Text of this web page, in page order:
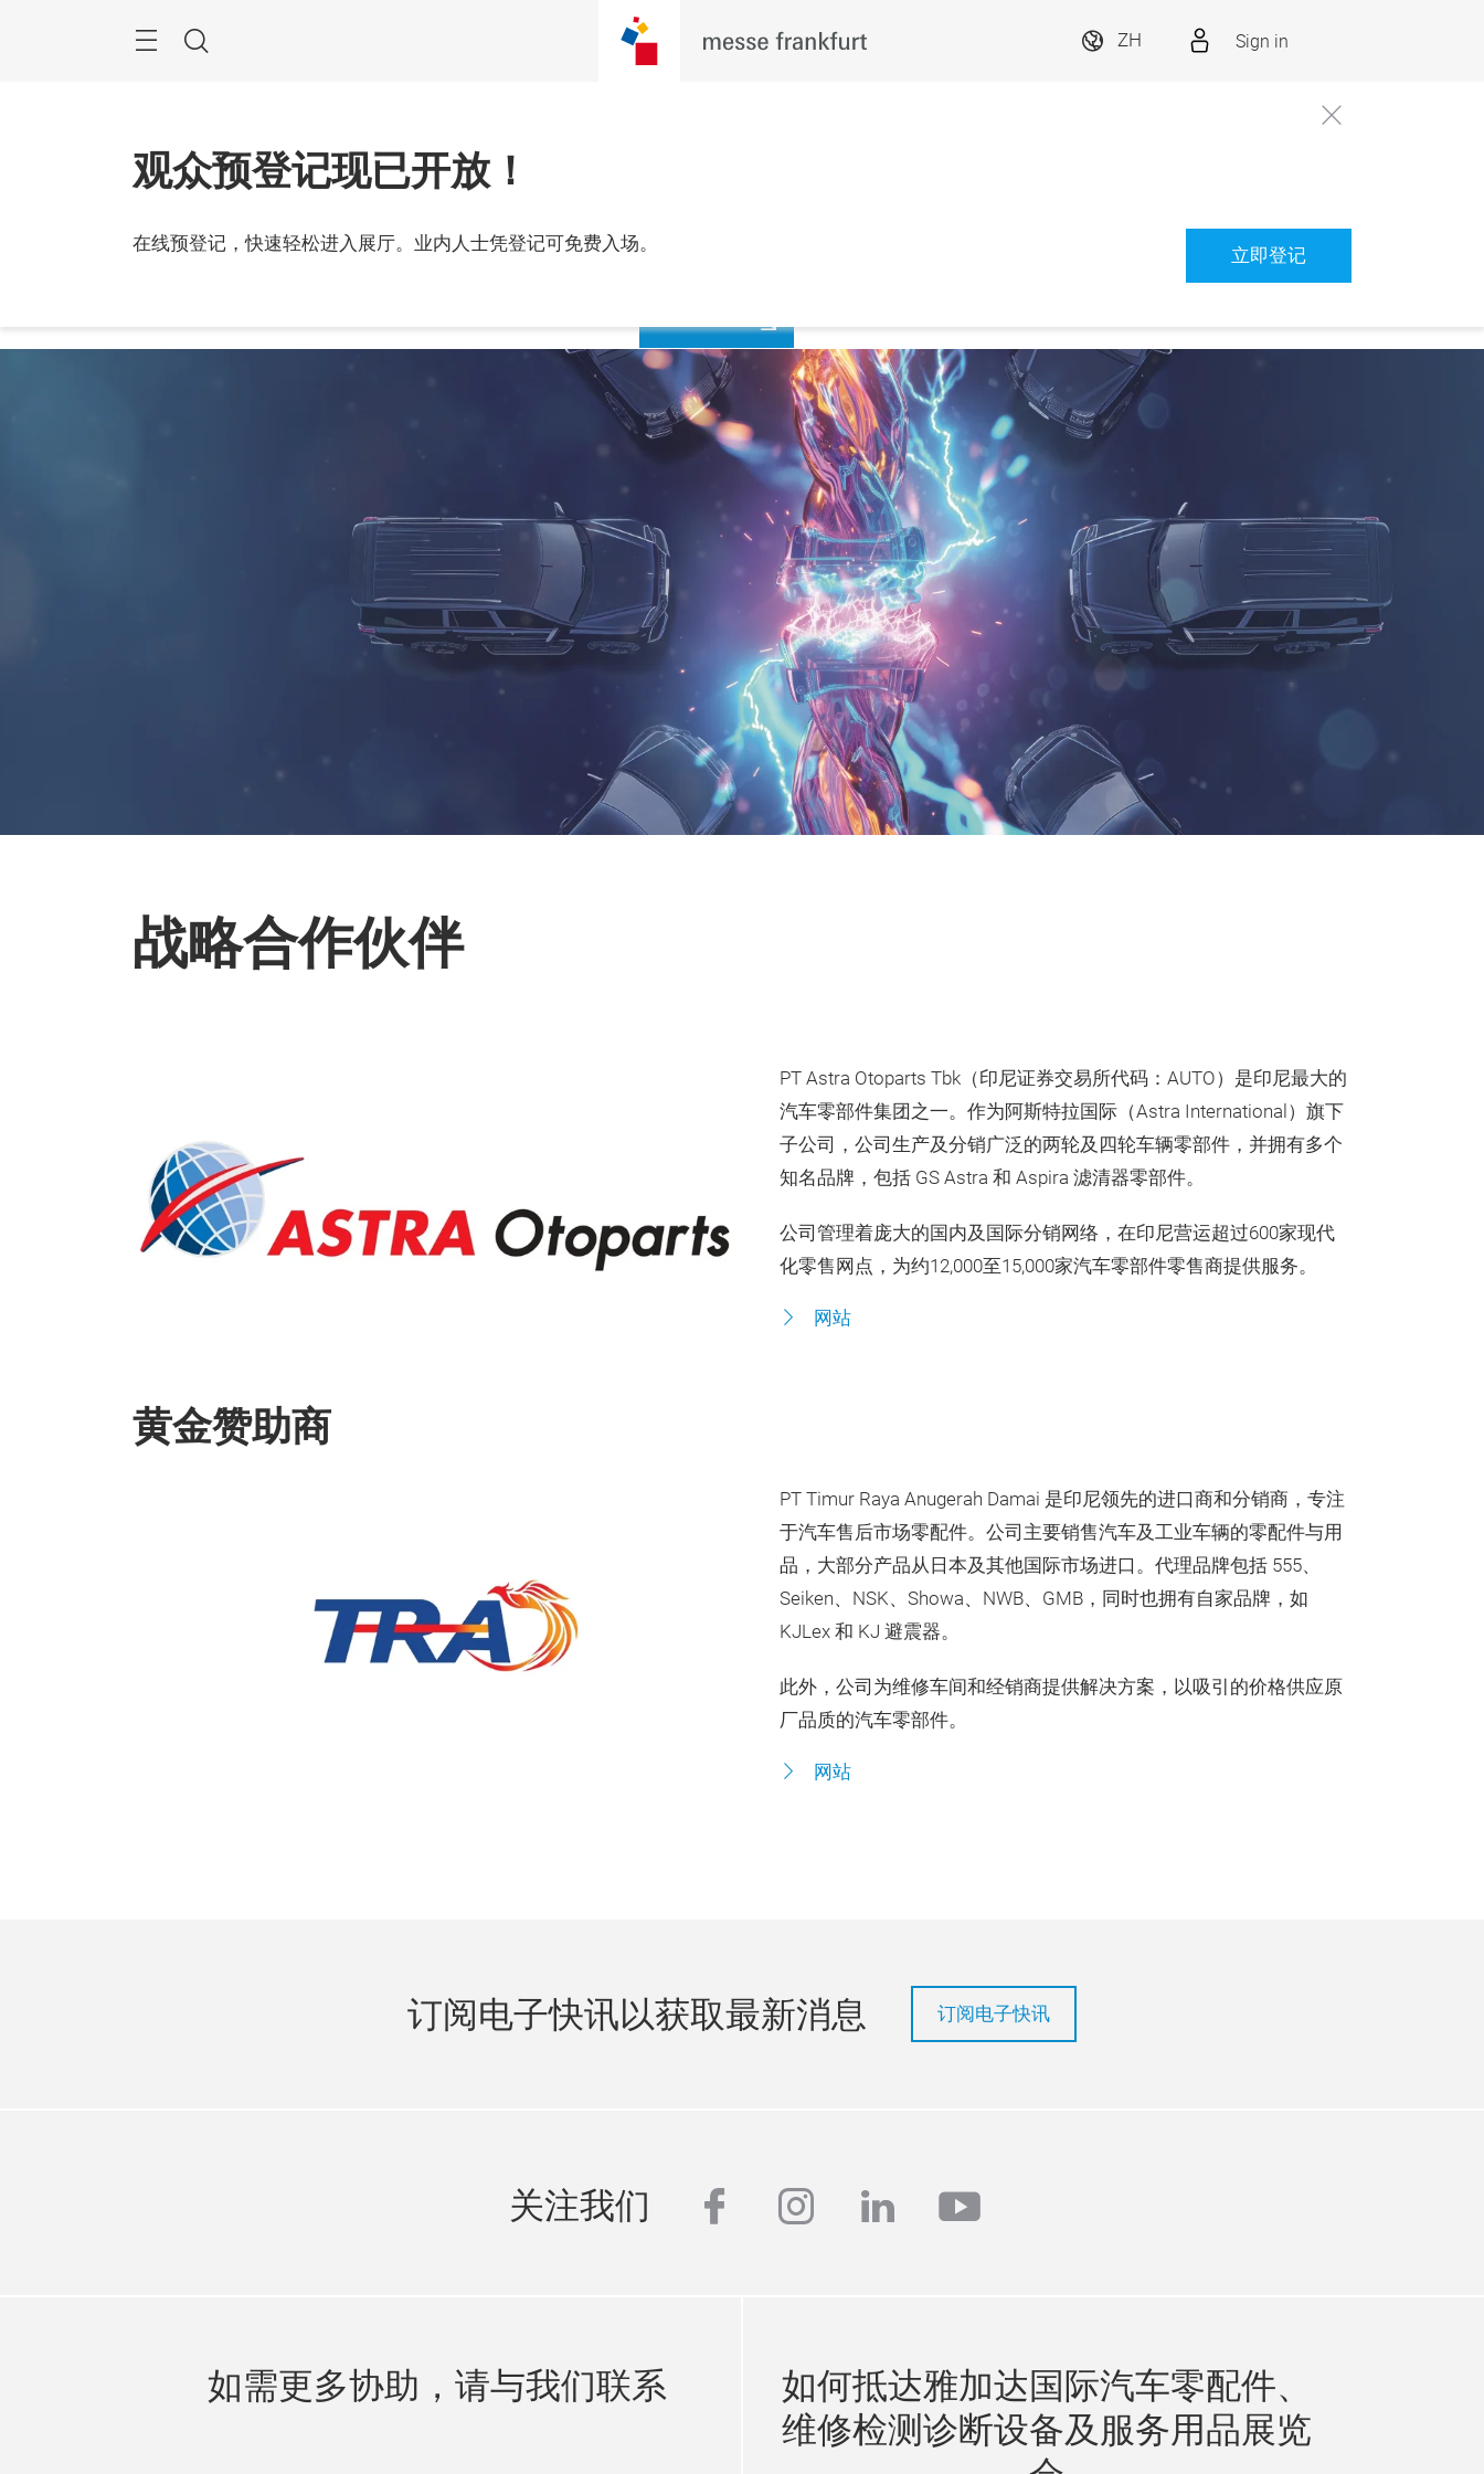
NavigationSearch
ZH Sign in
观众预登记现已开放！
在线预登记，快速轻松进入展厅。业内人士凭登记可免费入场。
立即登记
2026年9月24至27日
战略合作伙伴
PT Astra Otoparts Tbk（印尼证券交易所代码：AUTO）是印尼最大的
汽车零部件集团之一。作为阿斯特拉国际（Astra International）旗下
子公司，公司生产及分销广泛的两轮及四轮车辆零部件，并拥有多个
知名品牌，包括 GS Astra 和 Aspira 滤清器零部件。
公司管理着庞大的国内及国际分销网络，在印尼营运超过600家现代
化零售网点，为约12,000至15,000家汽车零部件零售商提供服务。
网站
黄金赞助商
PT Timur Raya Anugerah Damai 是印尼领先的进口商和分销商，专注
于汽车售后市场零配件。公司主要销售汽车及工业车辆的零配件与用
品，大部分产品从日本及其他国际市场进口。代理品牌包括 555、
Seiken、NSK、Showa、NWB、GMB，同时也拥有自家品牌，如
KJLex 和 KJ 避震器。
此外，公司为维修车间和经销商提供解决方案，以吸引的价格供应原
厂品质的汽车零部件。
网站
订阅电子快讯以获取最新消息 订阅电子快讯
关注我们 facebook
instagram
linkedinyoutube
如需更多协助，请与我们联系
如何抵达雅加达国际汽车零配件、
维修检测诊断设备及服务用品展览